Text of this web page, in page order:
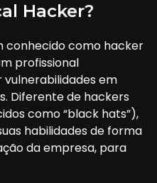
Hacker?
conhecido como hacker
profissional
em
Diferente de hackers
como “black hats”),
habilidades de forma
da empresa, para